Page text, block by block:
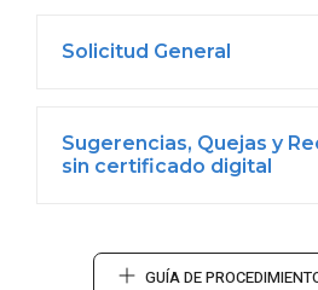
Solicitud General
Sugerencias, Quejas y
sin certificado digital
GUÍA DE